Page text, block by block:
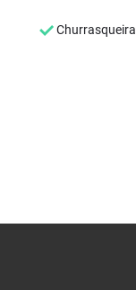
Churrasqueira